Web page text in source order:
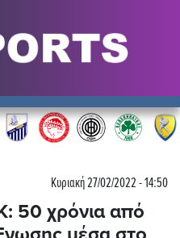
Κυριακή 27/02/2022 - 14:50
50 χρόνια από